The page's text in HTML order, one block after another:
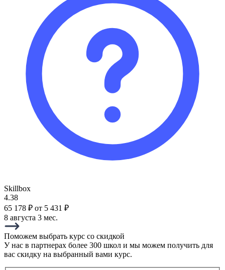
Skillbox
4.38
65 178 ₽ от 5 431 ₽
8 августа 3 мес.
Поможем выбрать курс со скидкой
У нас в партнерах более 300 школ и мы можем получить для
вас скидку на выбранный вами курс.